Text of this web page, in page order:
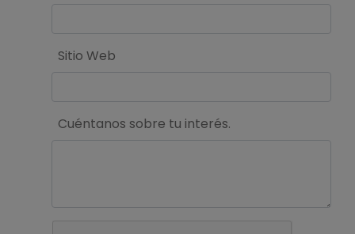
Sitio Web
Cuéntanos sobre tu interés.